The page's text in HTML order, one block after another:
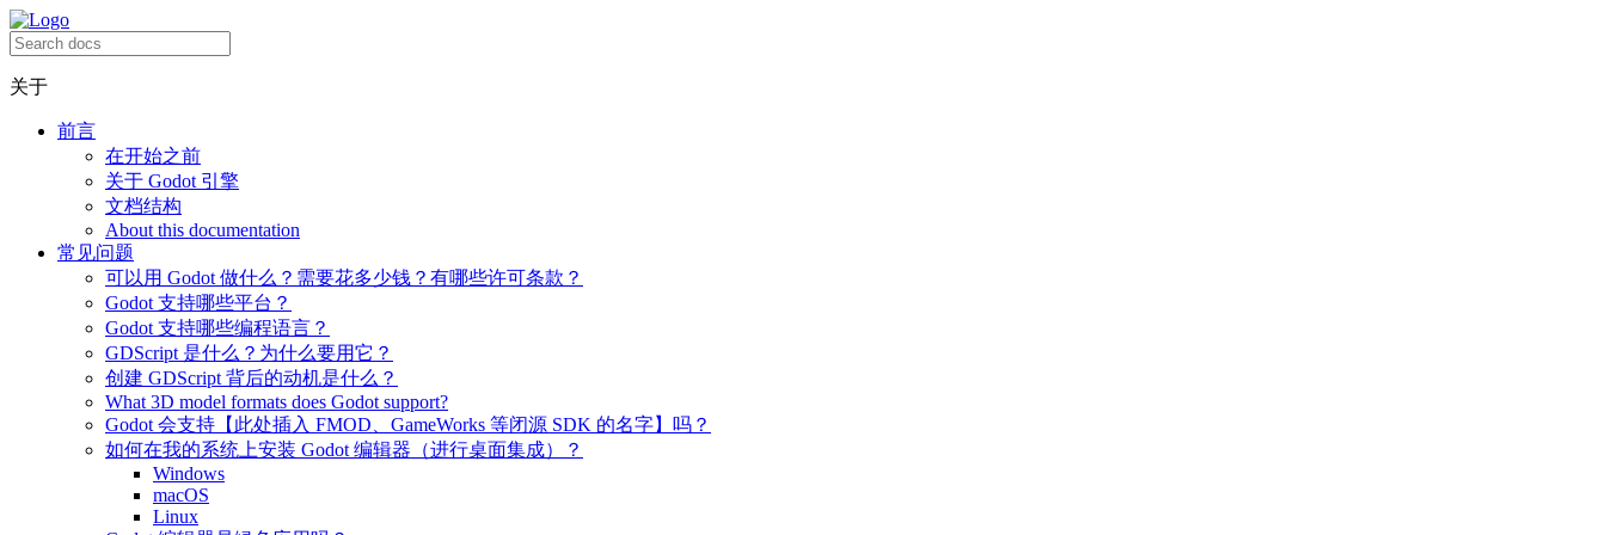
关于
前言
在开始之前
关于 Godot 引擎
文档结构
About this documentation
常见问题
可以用 Godot 做什么？需要花多少钱？有哪些许可条款？
Godot 支持哪些平台？
Godot 支持哪些编程语言？
GDScript 是什么？为什么要用它？
创建 GDScript 背后的动机是什么？
What 3D model formats does Godot support?
Godot 会支持【此处插入 FMOD、GameWorks 等闭源 SDK 的名字】吗？
如何在我的系统上安装 Godot 编辑器（进行桌面集成）？
Windows
macOS
Linux